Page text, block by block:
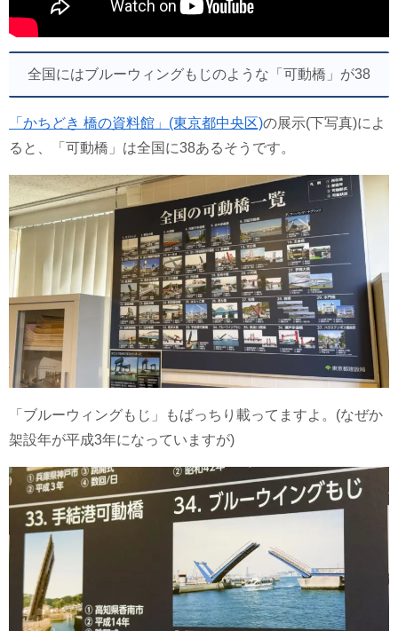
全国にはブルーウィングもじのような「可動橋」が38
「かちどき 橋の資料館」(東京都中央区)の展示(下写真)によ
ると、「可動橋」は全国に38あるそうです。
「ブルーウィングもじ」もばっちり載ってますよ。(なぜか
架設年が平成3年になっていますが)